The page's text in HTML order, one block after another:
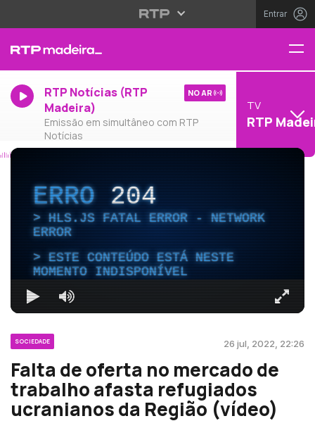
Entrar
RTP Notícias (RTP
Madeira)
Emissão em simultâneo com RTP
Notícias
NO AR
TV
RTP
ERRO204
HLS.JS FATAL ERROR - NETWORK
ERROR
ESTE CONTEÚDO ESTÁ NESTE
MOMENTO INDISPONÍVEL
SOCIEDADE 26 jul, 2022, 22:26
Falta de oferta no mercado de
trabalho afasta refugiados
ucranianos da Região (vídeo)